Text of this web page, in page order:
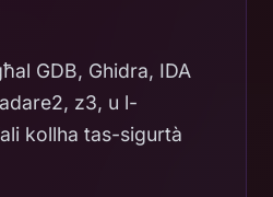
GDB, Ghidra, IDA
z3, u l-
kollha tas-sigurtà